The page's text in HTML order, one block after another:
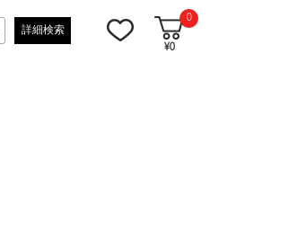
詳細検索
0
¥0